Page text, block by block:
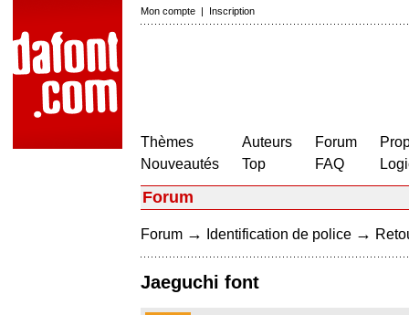
Mon compte | Inscription
Thèmes
Nouveautés
Auteurs
Top
Forum
FAQ
Forum
Forum → Identification de police →
Jaeguchi font